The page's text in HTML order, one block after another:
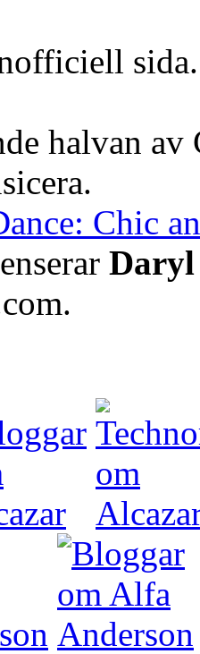
sida.
halvan
Chic
Daryl